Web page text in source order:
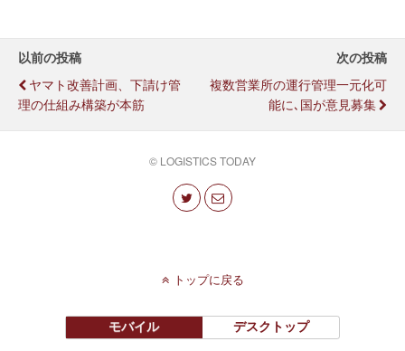
以前の投稿
ヤマト改善計画、下請け管
理の仕組み構築が本筋
次の投稿
複数営業所の運行管理一元化可
能に､国が意見募集
© LOGISTICS TODAY
トップに戻る
モバイル デスクトップ